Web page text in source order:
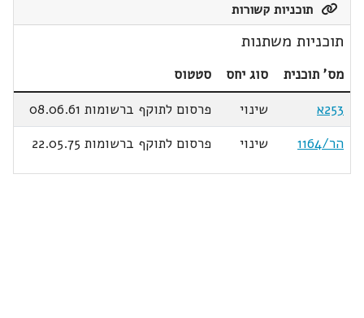
תוכניות קשורות
תוכניות משתנות
מס' תוכנית סוג יחס
סטטוס
253א
שינוי
פרסום לתוקף ברשומות 08.06.61
הר/1164
שינוי פרסום לתוקף ברשומות 22.05.75